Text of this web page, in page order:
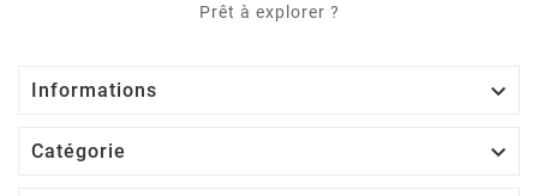
Prêt à explorer ?
Informations 
Catégorie 